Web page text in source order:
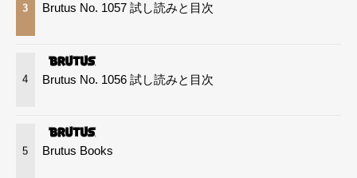
3 Brutus No. 1057 試し読みと目次
4 Brutus No. 1056 試し読みと目次
5 Brutus Books